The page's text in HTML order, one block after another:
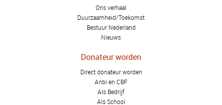
Ons verhaal
Duurzaamheid/Toekomst
Bestuur Nederland
Nieuws
Donateur worden
Direct donateur worden
Anbi en CBF
Als Bedrijf
Als School